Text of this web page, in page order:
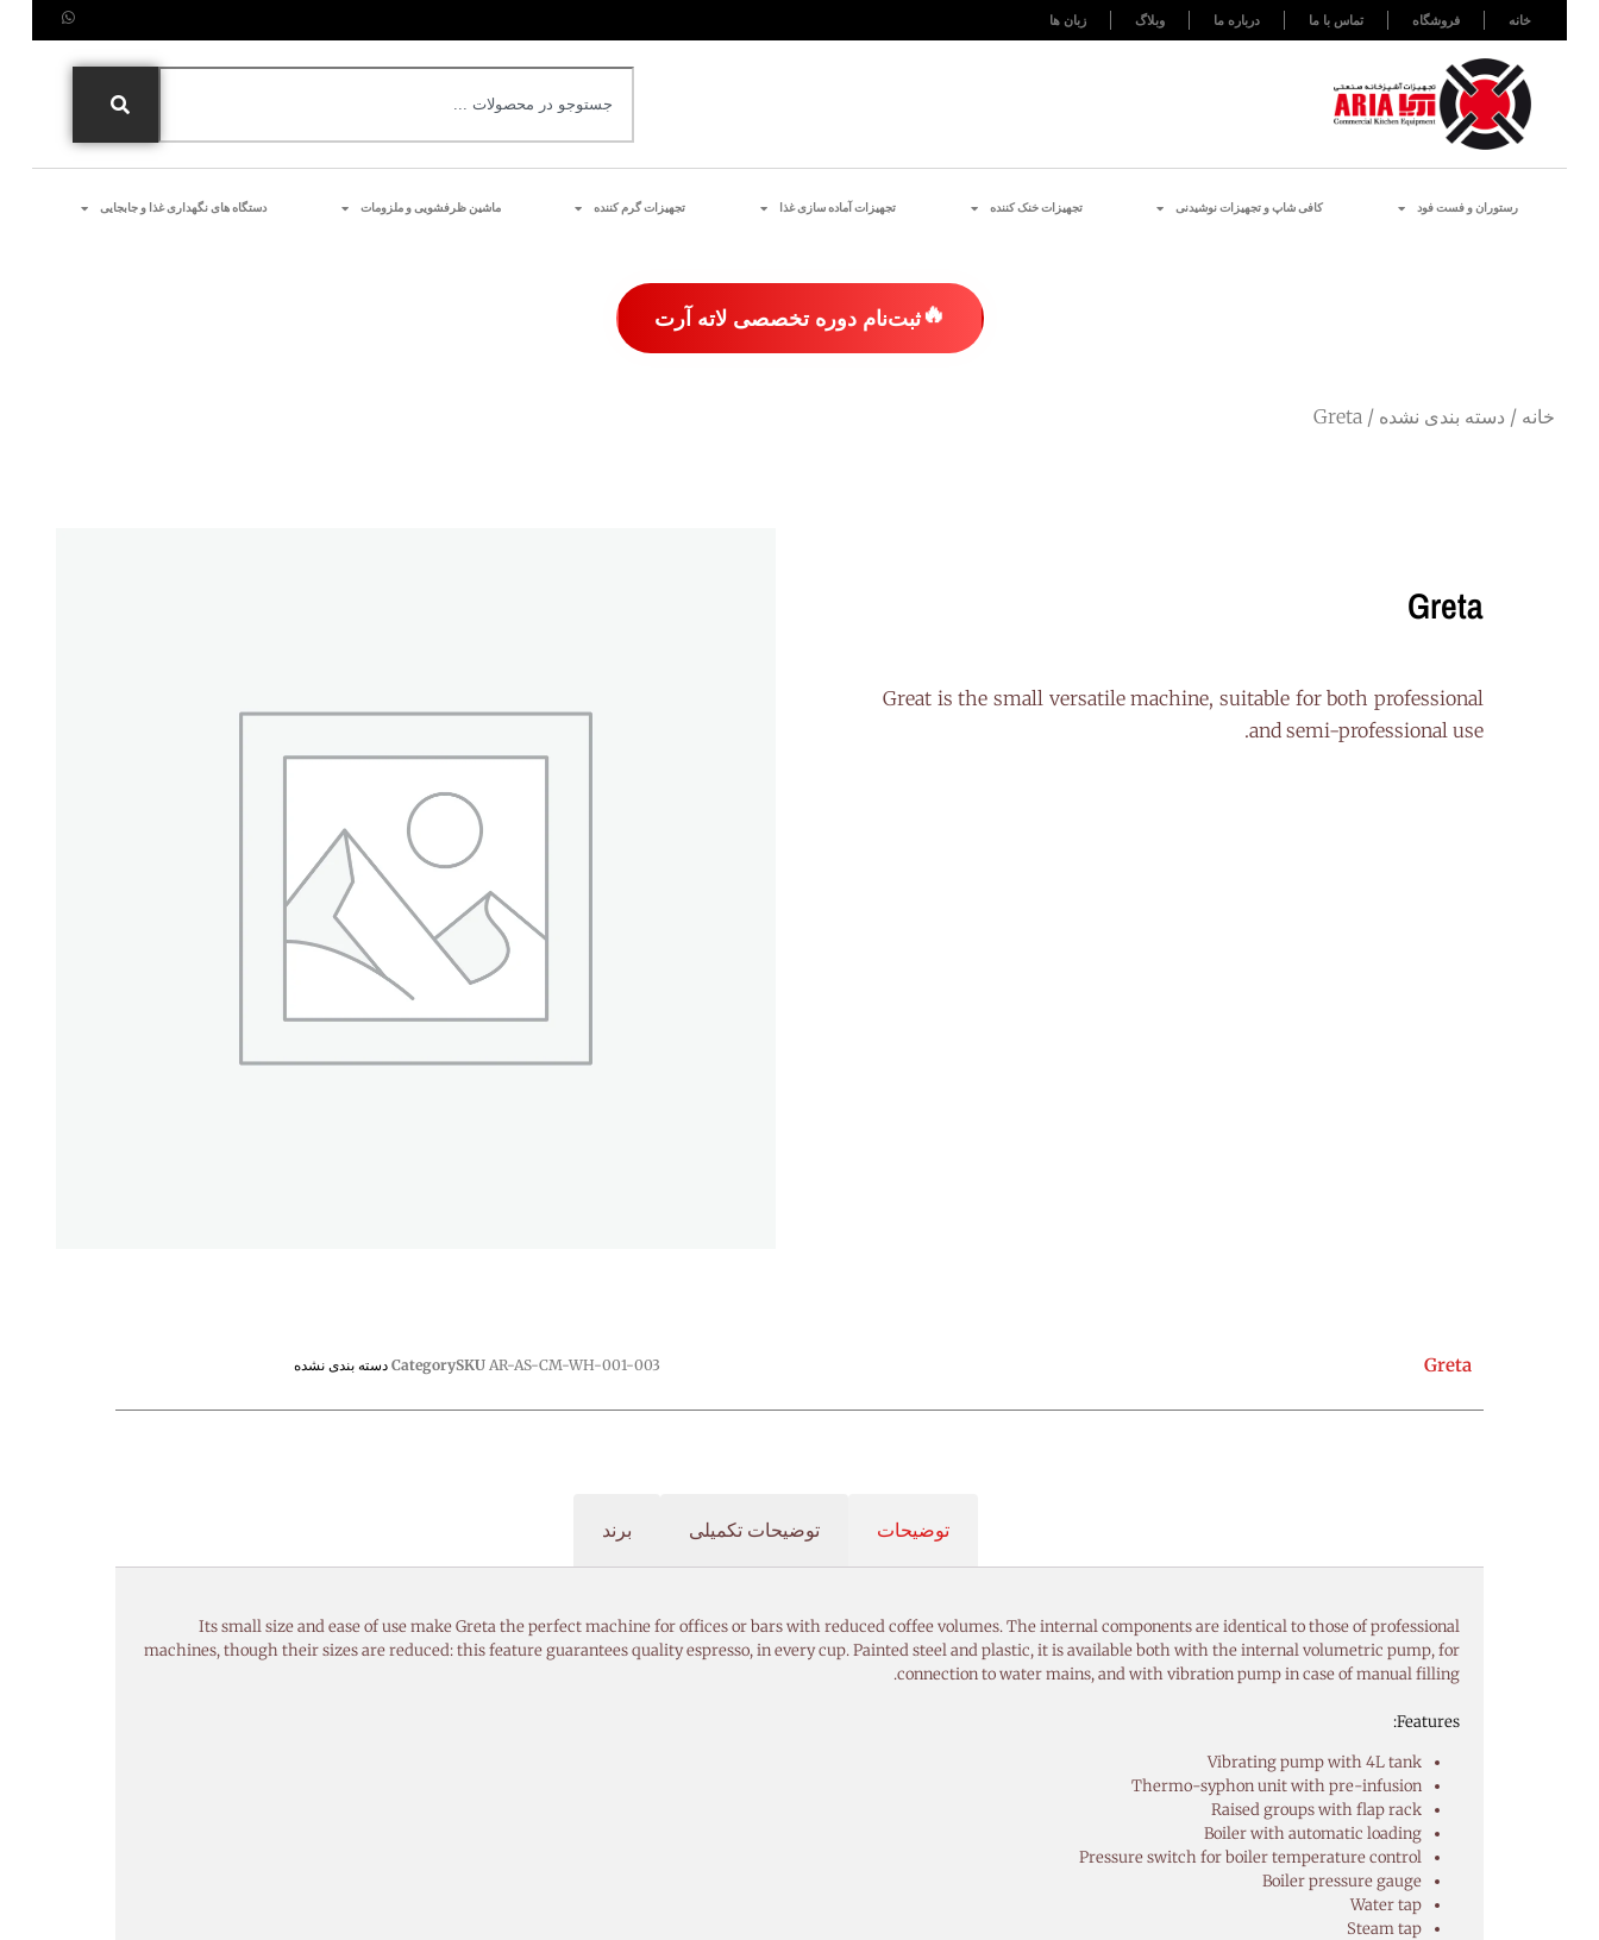
خانه فروشگاه تماس با ما درباره ما وبلاگ زبان ها
رستوران و فست فود کافی شاپ و تجهیزات نوشیدنی تجهیزات خنک کننده تجهیزات آماده سازی غذا تجهیزات گرم کننده ماشین ظرفشویی و ملزومات دستگاه های نگهداری غذا و جابجایی
🔥ثبت‌نام دوره تخصصی لاته آرت
خانه / دسته بندی نشده / Greta
Greta
Great is the small versatile machine, suitable for both professional
and semi-professional use.
Greta
SKU AR-AS-CM-WH-001-003
Category دسته بندی نشده
توضیحات توضیحات تکمیلی برند
Its small size and ease of use make Greta the perfect machine for offices or bars with reduced coffee volumes. The internal components are identical to those of professional
machines, though their sizes are reduced: this feature guarantees quality espresso, in every cup. Painted steel and plastic, it is available both with the internal volumetric pump, for
connection to water mains, and with vibration pump in case of manual filling.
Features:
Vibrating pump with 4L tank
Thermo-syphon unit with pre-infusion
Raised groups with flap rack
Boiler with automatic loading
Pressure switch for boiler temperature control
Boiler pressure gauge
Water tap
Steam tap